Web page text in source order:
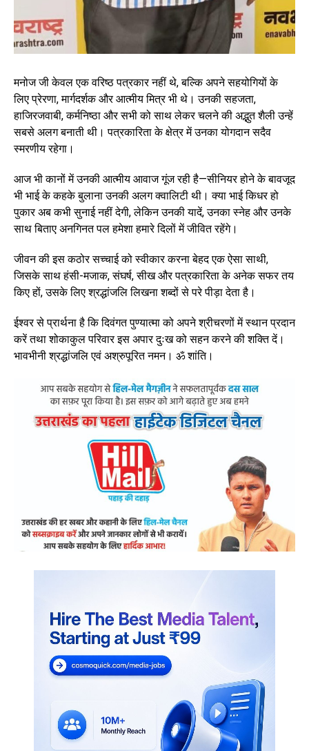
मनोज जी केवल एक वरिष्ठ पत्रकार नहीं थे, बल्कि अपने सहयोगियों के
लिए प्रेरणा, मार्गदर्शक और आत्मीय मित्र भी थे। उनकी सहजता,
हाजिरजवाबी, कर्मनिष्ठा और सभी को साथ लेकर चलने की अद्भुत शैली उन्हें
सबसे अलग बनाती थी। पत्रकारिता के क्षेत्र में उनका योगदान सदैव
स्मरणीय रहेगा।
आज भी कानों में उनकी आत्मीय आवाज गूंज रही है—सीनियर होने के बावजूद
भी भाई के कहके बुलाना उनकी अलग क्वालिटी थी। क्या भाई किधर हो
पुकार अब कभी सुनाई नहीं देगी, लेकिन उनकी यादें, उनका स्नेह और उनके
साथ बिताए अनगिनत पल हमेशा हमारे दिलों में जीवित रहेंगे।
जीवन की इस कठोर सच्चाई को स्वीकार करना बेहद एक ऐसा साथी,
जिसके साथ हंसी-मजाक, संघर्ष, सीख और पत्रकारिता के अनेक सफर तय
किए हों, उसके लिए श्रद्धांजलि लिखना शब्दों से परे पीड़ा देता है।
ईश्वर से प्रार्थना है कि दिवंगत पुण्यात्मा को अपने श्रीचरणों में स्थान प्रदान
करें तथा शोकाकुल परिवार इस अपार दुःख को सहन करने की शक्ति दें।
भावभीनी श्रद्धांजलि एवं अश्रुपूरित नमन। ॐ शांति।